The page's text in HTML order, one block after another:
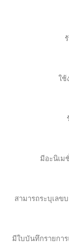
ใช้
มีอะนิเม
สามารถระบุเล
มีใบบันทึกรายกา